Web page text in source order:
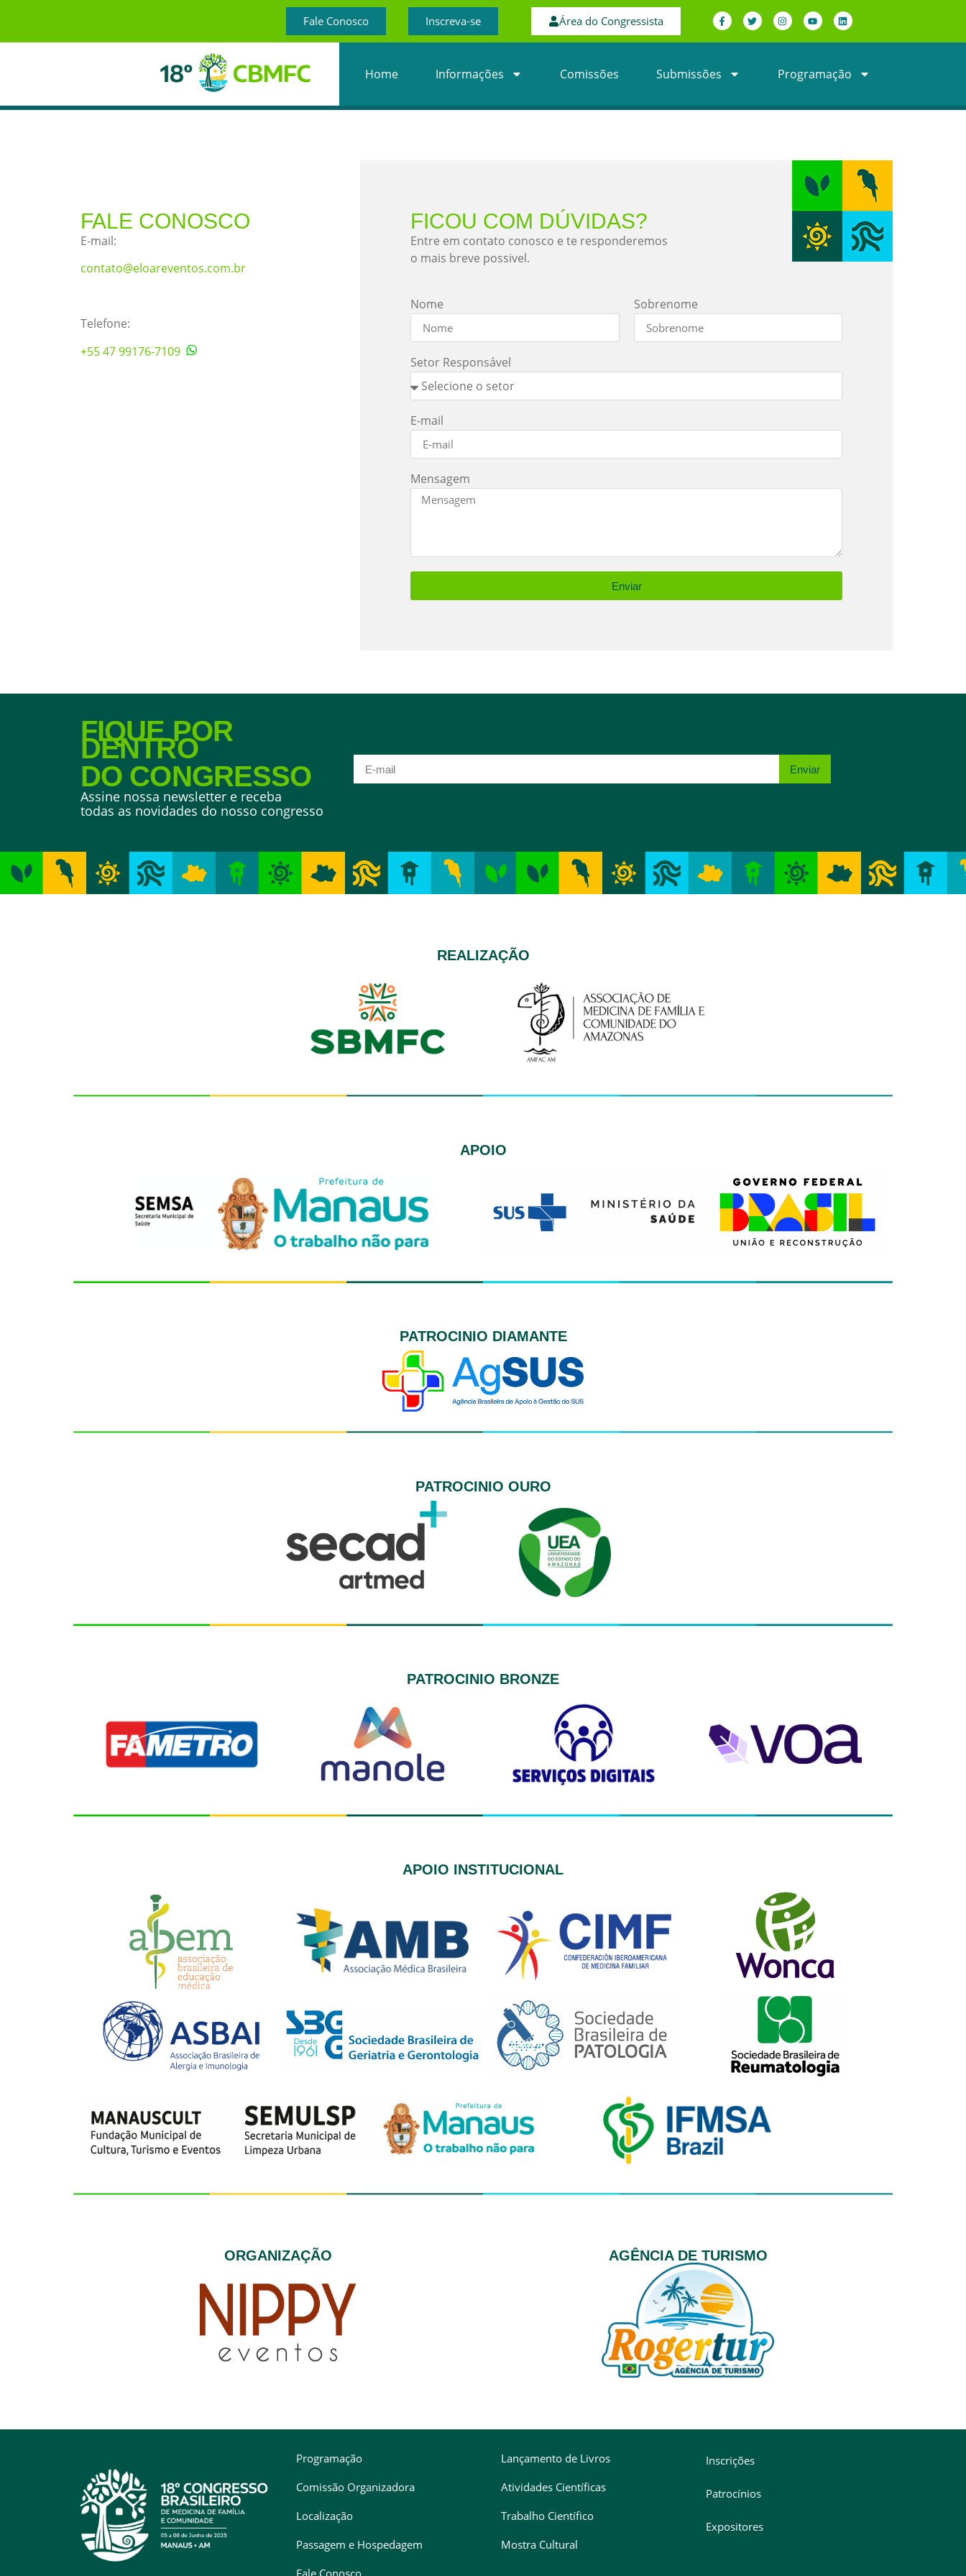
Fale Conosco Inscreva-se Área do Congressista
Home Informações Comissões Submissões Programação
FALE CONOSCO
E-mail:
contato@eloareventos.com.br
Telefone:
+55 47 99176-7109
FICOU COM DÚVIDAS?
Entre em contato conosco e te responderemos
o mais breve possivel.
Nome Sobrenome
Setor Responsável
E-mail
Mensagem
Enviar
FIQUE POR
DENTRO
DO CONGRESSO
Assine nossa newsletter e receba
todas as novidades do nosso congresso
Enviar
REALIZAÇÃO
APOIO
PATROCINIO DIAMANTE
PATROCINIO OURO
PATROCINIO BRONZE
APOIO INSTITUCIONAL
ORGANIZAÇÃO AGÊNCIA DE TURISMO
Programação
Comissão Organizadora
Localização
Passagem e Hospedagem
Fale Conosco
Lançamento de Livros
Atividades Científicas
Trabalho Científico
Mostra Cultural
Inscrições
Patrocínios
Expositores